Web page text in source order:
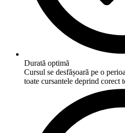
Durată optimă
Cursul se desfășoară pe o
toate cursantele deprind corect